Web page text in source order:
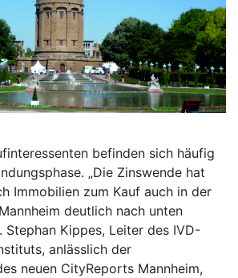
befinden sich häufig
„Die Zinswende hat
Immobilien zum Kauf auch in der
deutlich nach unten
Stephan Kippes, Leiter des IVD-
anlässlich der
neuen CityReports Mannheim,